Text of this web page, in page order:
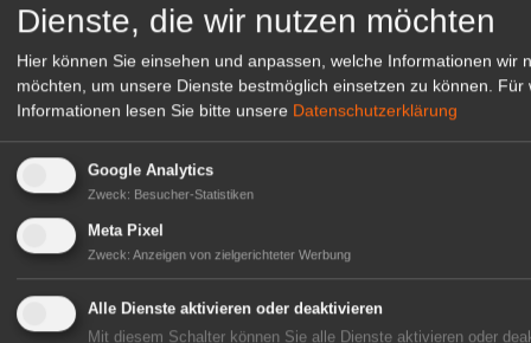
Gärtnerei Hanns
Mitarbeiter (m/w/d) für unsere
Logistikhalle
Herongen
GABOT Immobilienangebote
Dienste, die wir nutzen möchten
Hier können Sie einsehen und anpassen, welche Informationen wir
möchten, um unsere Dienste bestmöglich einsetzen zu können. Für
Informationen lesen Sie bitte unsere Datenschutzerklärung
Google Analytics
Zweck: Besucher-Statistiken
Meta Pixel
Zweck: Anzeigen von zielgerichteter Werbung
Alle Dienste aktivieren oder deaktivieren
Mit diesem Schalter können Sie alle Dienste aktivieren oder